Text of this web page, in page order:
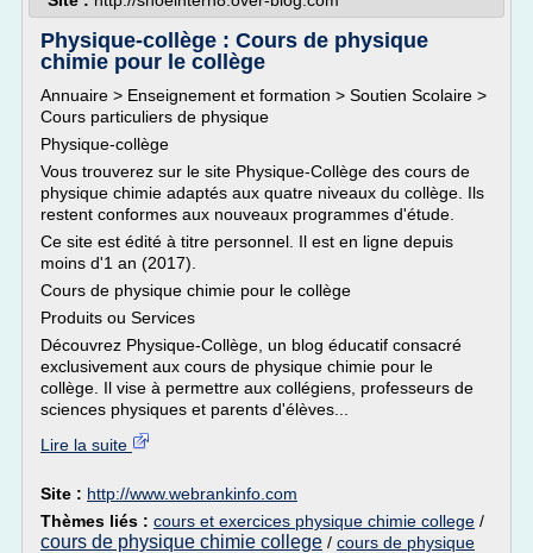
Physique-collège : Cours de physique
chimie pour le collège
Annuaire > Enseignement et formation > Soutien Scolaire >
Cours particuliers de physique
Physique-collège
Vous trouverez sur le site Physique-Collège des cours de
physique chimie adaptés aux quatre niveaux du collège. Ils
restent conformes aux nouveaux programmes d'étude.
Ce site est édité à titre personnel. Il est en ligne depuis
moins d'1 an (2017).
Cours de physique chimie pour le collège
Produits ou Services
Découvrez Physique-Collège, un blog éducatif consacré
exclusivement aux cours de physique chimie pour le
collège. Il vise à permettre aux collégiens, professeurs de
sciences physiques et parents d'élèves...
Lire la suite
Site : http://www.webrankinfo.com
Thèmes liés : cours et exercices physique chimie college /
cours de physique chimie college / cours de physique